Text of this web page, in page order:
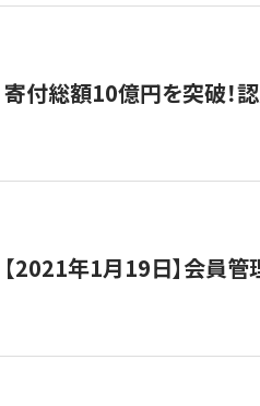
寄付総額10億円を突破！
【2021年1月19日】会員